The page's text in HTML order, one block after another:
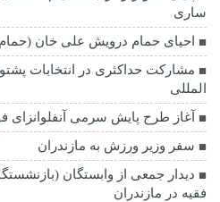
ساری
احیای حمام درویش علی خان
مشارکت حداکثری در انتخابات
المللی
آغاز طرح پایش سرمی آنفلوانزای
سفر وزیر ورزش به مازندران
دیدار جمعی از وابستگان
فقیه در مازندران